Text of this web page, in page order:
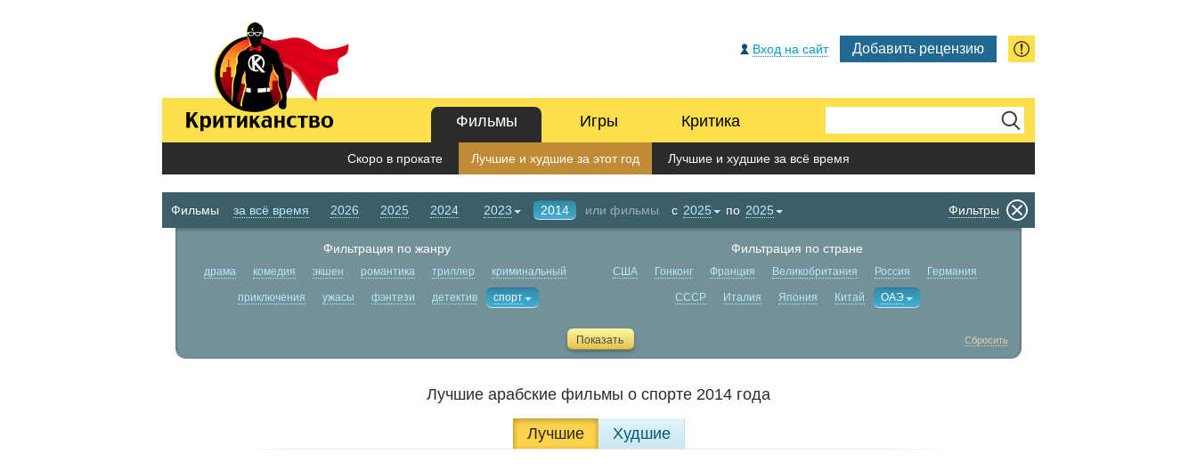
Вход на сайт Добавить рецензию
Фильмы
Скоро в прокате Лучшие и худшие за этот год Лучшие и худшие за всё время
Игры Критика
Фильмы за всё время 2026 2025 2024 2023 2014 или фильмы с 2025 по 2025 Фильтры
Фильтрация по жанру
драма комедия экшен романтика триллер криминальный
приключения ужасы фэнтези детектив спорт
Фильтрация по стране
США Гонконг Франция Великобритания Россия Германия
СССР Италия Япония Китай ОАЭ
Сбросить
Лучшие арабские фильмы о спорте 2014 года
Лучшие Худшие